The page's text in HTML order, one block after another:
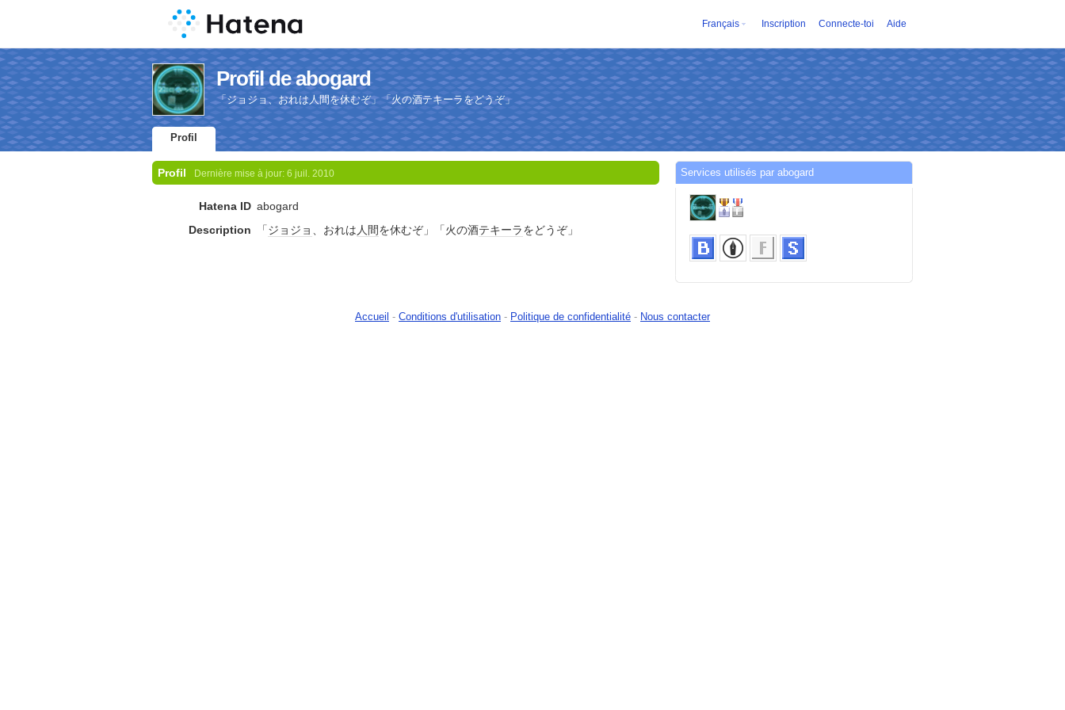
Français Inscription Connecte-toi Aide
Profil de abogard
「ジョジョ、おれは人間を休むぞ」「火の酒テキーラをどうぞ」
Profil
Profil Dernière mise à jour: 6 juil. 2010
Hatena ID abogard
Description
「ジョジョ 、おれは人間を休むぞ」「火の酒テキーラをどうぞ」
Services utilisés par abogard
Accueil - Conditions d'utilisation - Politique de confidentialité - Nous contacter